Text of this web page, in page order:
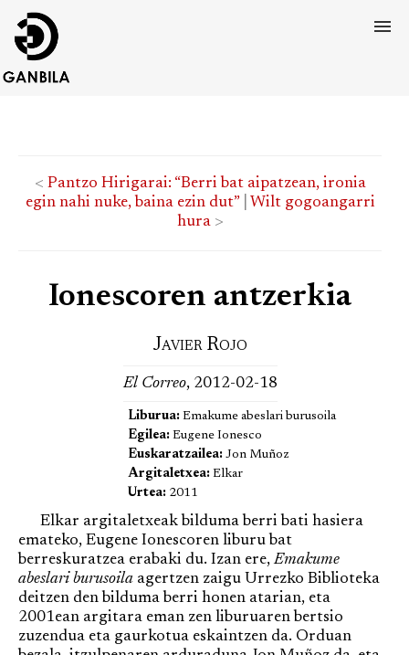
< Pantzo Hirigarai: “Berri bat aipatzean, ironia
egin nahi nuke, baina ezin dut”| Wilt gogoangarri
hura>
Ionescoren antzerkia
Javier Rojo
El Correo, 2012-02-18
Liburua: Emakume abeslari burusoila
Egilea: Eugene Ionesco
Euskaratzailea: Jon Muñoz
Argitaletxea: Elkar
Urtea: 2011
Elkar argitaletxeak bilduma berri bati hasiera
emateko, Eugene Ionescoren liburu bat
berreskuratzea erabaki du. Izan ere,Emakume
abeslari burusoila agertzen zaigu Urrezko Biblioteka
deitzen den bilduma berri honen atarian, eta
2001ean argitara eman zen liburuaren bertsio
zuzendua eta gaurkotua eskaintzen da. Orduan